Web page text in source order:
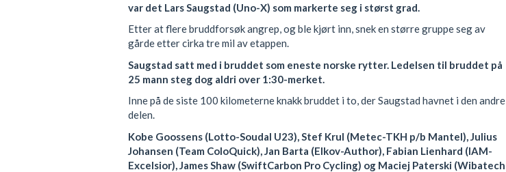
var det Lars Saugstad (Uno-X) som markerte seg i størst grad.
Etter at flere bruddforsøk angrep, og ble kjørt inn, snek en større gruppe seg av
gårde etter cirka tre mil av etappen.
Saugstad satt med i bruddet som eneste norske rytter. Ledelsen til bruddet på
25 mann steg dog aldri over 1:30-merket.
Inne på de siste 100 kilometerne knakk bruddet i to, der Saugstad havnet i den andre
delen.
Kobe Goossens (Lotto-Soudal U23), Stef Krul (Metec-TKH p/b Mantel), Julius
Johansen (Team ColoQuick), Jan Barta (Elkov-Author), Fabian Lienhard (IAM-
Excelsior), James Shaw (SwiftCarbon Pro Cycling) og Maciej Paterski (Wibatech